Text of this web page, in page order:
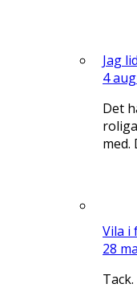
Jag
4
Det
med.
Vila i
28
Tack.